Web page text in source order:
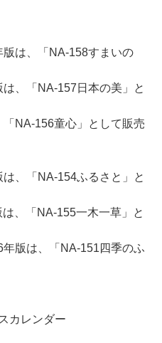
は、「NA-158すまいの
、「NA-157日本の美」と
NA-156童心」として販売
、「NA-154ふるさと」と
、「NA-155一木一草」と
版は、「NA-151四季のふ
カレンダー